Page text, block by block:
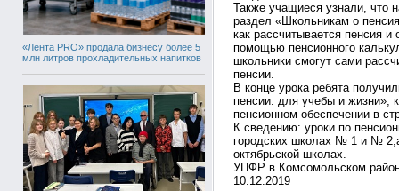
«Лента PRO» продала бизнесу более 5
млн литров прохладительных напитков
Также учащиеся узнали, что
раздел «Школьникам о
как рассчитывается пенсия
помощью пенсионного
школьники смогут сами
пенсии.
В конце урока ребята
пенсии: для учебы и жизни»,
пенсионном обеспечении в
К сведению: уроки по
городских школах № 1 и №
октябрьской школах.
УПФР в Комсомольском
10.12.2019